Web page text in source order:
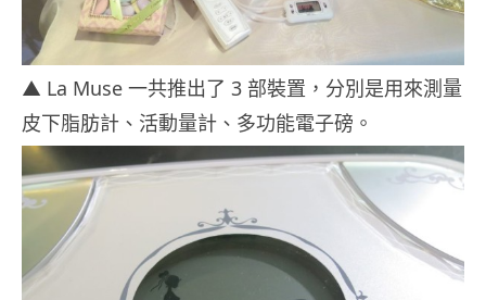
▲ La Muse 一共推出了 3 部裝置，分別是用來測量
皮下脂肪計、活動量計、多功能電子磅。